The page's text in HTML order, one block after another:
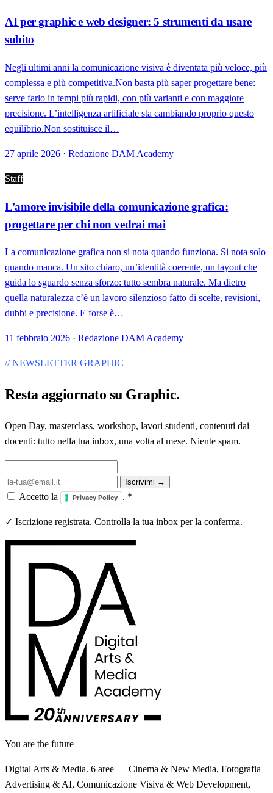
AI per graphic e web designer: 5 strumenti da usare
subito
Negli ultimi anni la comunicazione visiva è diventata più veloce, più
complessa e più competitiva.Non basta più saper progettare bene:
serve farlo in tempi più rapidi, con più varianti e con maggiore
precisione. L’intelligenza artificiale sta cambiando proprio questo
equilibrio.Non sostituisce il…
27 aprile 2026 · Redazione DAM Academy
Staff
L’amore invisibile della comunicazione grafica:
progettare per chi non vedrai mai
La comunicazione grafica non si nota quando funziona. Si nota solo
quando manca. Un sito chiaro, un’identità coerente, un layout che
guida lo sguardo senza sforzo: tutto sembra naturale. Ma dietro
quella naturalezza c’è un lavoro silenzioso fatto di scelte, revisioni,
dubbi e precisione. E forse è…
11 febbraio 2026 · Redazione DAM Academy
// NEWSLETTER GRAPHIC
Resta aggiornato su Graphic.
Open Day, masterclass, workshop, lavori studenti, contenuti dai
docenti: tutto nella tua inbox, una volta al mese. Niente spam.
Iscrivimi →
Accetto la Privacy Policy . *
✓ Iscrizione registrata. Controlla la tua inbox per la conferma.
You are the future
Digital Arts & Media. 6 aree — Cinema & New Media, Fotografia
Advertising & AI, Comunicazione Visiva & Web Development,